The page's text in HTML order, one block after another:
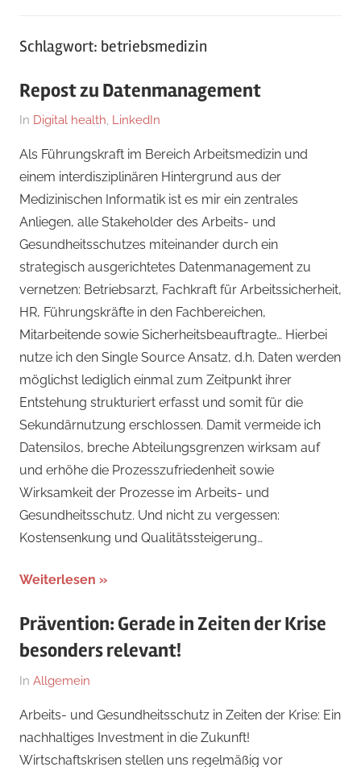
Schlagwort: betriebsmedizin
Repost zu Datenmanagement
Am
Januar
2026
Von
med.
Stefan
Wagner,
MHBA
In Digital health, LinkedIn
Als Führungskraft im Bereich Arbeitsmedizin und
einem interdisziplinären Hintergrund aus der
Medizinischen Informatik ist es mir ein zentrales
Anliegen, alle Stakeholder des Arbeits- und
Gesundheitsschutzes miteinander durch ein
strategisch ausgerichtetes Datenmanagement zu
vernetzen: Betriebsarzt, Fachkraft für Arbeitssicherheit,
HR, Führungskräfte in den Fachbereichen,
Mitarbeitende sowie Sicherheitsbeauftragte… Hierbei
nutze ich den Single Source Ansatz, d.h. Daten werden
möglichst lediglich einmal zum Zeitpunkt ihrer
Entstehung strukturiert erfasst und somit für die
Sekundärnutzung erschlossen. Damit vermeide ich
Datensilos, breche Abteilungsgrenzen wirksam auf
und erhöhe die Prozesszufriedenheit sowie
Wirksamkeit der Prozesse im Arbeits- und
Gesundheitsschutz. Und nicht zu vergessen:
Kostensenkung und Qualitätssteigerung…
Weiterlesen
Prävention: Gerade in Zeiten der Krise
besonders relevant!
Am
Juni
2025
Von
med.
Stefan
In Allgemein
Arbeits- und Gesundheitsschutz in Zeiten der Krise: Ein
nachhaltiges Investment in die Zukunft!
Wirtschaftskrisen stellen uns regelmäßig vor